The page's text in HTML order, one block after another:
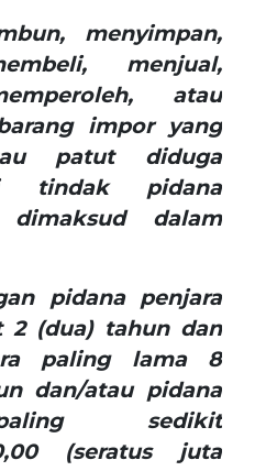
menyimpan,
menjual,
atau
impor yang
patut diduga
tindak pidana
dimaksud dalam
pidana penjara
2 (dua) tahun dan
paling lama 8
dan/atau pidana
sedikit
(seratus juta